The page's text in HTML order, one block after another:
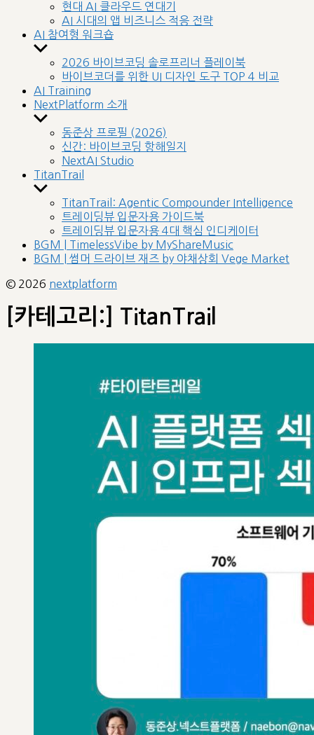
현대 AI 클라우드 연대기
AI 시대의 앱 비즈니스 적응 전략
AI 참여형 워크숍
Show
sub
menu
2026 바이브코딩 솔로프리너 플레이북
바이브코더를 위한 UI 디자인 도구 TOP 4 비교
AI Training
NextPlatform 소개
Show
sub
menu
동준상 프로필 (2026)
신간: 바이브코딩 항해일지
NextAI Studio
TitanTrail
Show
sub
menu
TitanTrail: Agentic Compounder Intelligence
트레이딩뷰 입문자용 가이드북
트레이딩뷰 입문자용 4대 핵심 인디케이터
BGM | TimelessVibe by MyShareMusic
BGM | 썸머 드라이브 재즈 by 야채상회 Vege Market
© 2026 nextplatform
[카테고리:] TitanTrail